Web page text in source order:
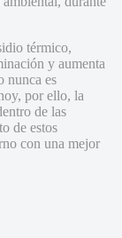
térmico,
y aumenta
nunca es
por ello, la
de las
de estos
con una mejor